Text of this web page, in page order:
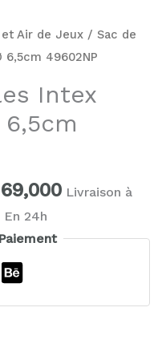
Air de Jeux / Sac de
49602NP
Intex
69,000 Livraison à
24h